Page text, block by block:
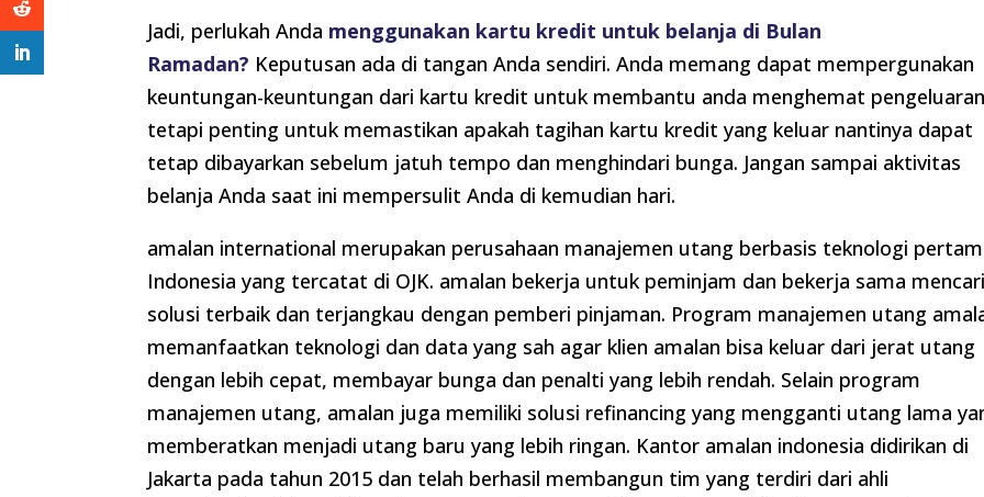
Jadi, perlukah Anda menggunakan kartu kredit untuk belanja di Bulan
Ramadan? Keputusan ada di tangan Anda sendiri. Anda memang dapat mempergunakan
keuntungan-keuntungan dari kartu kredit untuk membantu anda menghemat
tetapi penting untuk memastikan apakah tagihan kartu kredit yang keluar nantinya dapat
tetap dibayarkan sebelum jatuh tempo dan menghindari bunga. Jangan sampai aktivitas
belanja Anda saat ini mempersulit Anda di kemudian hari.
amalan international merupakan perusahaan manajemen utang berbasis teknologi
Indonesia yang tercatat di OJK. amalan bekerja untuk peminjam dan bekerja sama mencari
solusi terbaik dan terjangkau dengan pemberi pinjaman. Program manajemen utang
memanfaatkan teknologi dan data yang sah agar klien amalan bisa keluar dari jerat utang
dengan lebih cepat, membayar bunga dan penalti yang lebih rendah. Selain program
manajemen utang, amalan juga memiliki solusi refinancing yang mengganti utang lama
memberatkan menjadi utang baru yang lebih ringan. Kantor amalan indonesia didirikan di
Jakarta pada tahun 2015 dan telah berhasil membangun tim yang terdiri dari ahli